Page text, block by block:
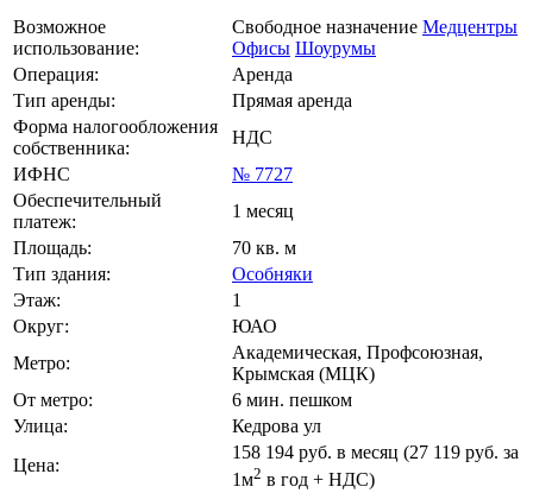
Возможное
использование:
Свободное назначение Медцентры
Офисы Шоурумы
Операция:
Аренда
Тип аренды:
Прямая аренда
Форма налогообложения
собственника:
НДС
ИФНС
№ 7727
Обеспечительный
платеж:
1 месяц
Площадь:
70 кв. м
Тип здания:
Особняки
Этаж:
1
Округ:
ЮАО
Метро:
Академическая, Профсоюзная,
Крымская (МЦК)
От метро:
6 мин. пешком
Улица:
Кедрова ул
Цена:
158 194 руб. в месяц (27 119 руб. за
1м2 в год + НДС)